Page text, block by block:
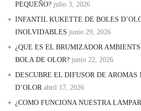
PEQUEÑO? julio 3, 2026
INFANTIL KUKETTE DE BOLES
INOLVIDABLES junio 29, 2026
¿QUE ES EL BRUMIZADOR
BOLA DE OLOR? junio 22, 2026
DESCUBRE EL DIFUSOR DE
D’OLOR abril 17, 2026
¿COMO FUNCIONA NUESTRA